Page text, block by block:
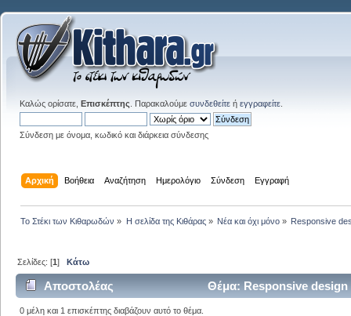
Καλώς ορίσατε, Επισκέπτης . Παρακαλούμε συνδεθείτε ή εγγραφείτε
Σύνδεση με όνομα, κωδικό και διάρκεια σύνδεσης
Αρχική Βοήθεια Αναζήτηση Ημερολόγιο Σύνδεση Εγγραφή
Το Στέκι των Κιθαρωδών » Η σελίδα της Κιθάρας» Νέα και όχι μόνο» Responsive
Σελίδες: [1]Κάτω
Αποστολέας Θέμα: Responsive
0 μέλη και 1 επισκέπτης διαβάζουν αυτό το θέμα.